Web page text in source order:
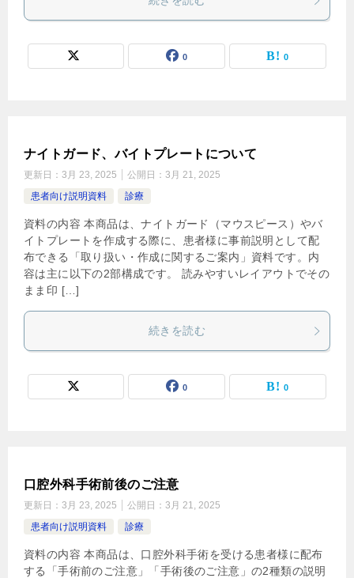
0 0
ナイトガード、バイトプレートについて
更新日： 3月 23, 2025 公開日： 3月 21, 2025
患者向け説明資料
診療
資料の内容 本商品は、ナイトガード（マウスピース）やバ
イトプレートを作成する際に、患者様に事前説明として配
布できる「取り扱い・作成に関するご案内」資料です。内
容は主に以下の2部構成です。 読みやすいレイアウトでその
まま印 […]
続きを読む
0 0
口腔外科手術前後のご注意
更新日： 3月 23, 2025 公開日： 3月 21, 2025
患者向け説明資料
診療
資料の内容 本商品は、口腔外科手術を受ける患者様に配布
する「手術前のご注意」「手術後のご注意」の2種類の説明